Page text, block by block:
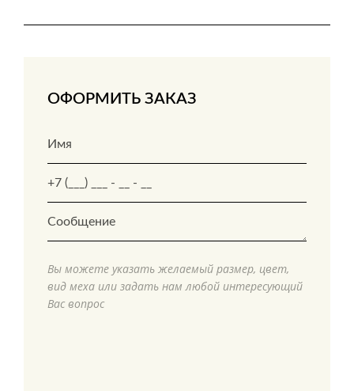
ОФОРМИТЬ ЗАКАЗ
Вы можете указать желаемый размер, цвет,
вид меха или задать нам любой интересующий
Вас вопрос